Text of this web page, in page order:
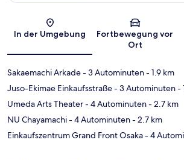
Karte
In der Umgebung
Fortbewegung vor
Ort
Sakaemachi Arkade- 3 Autominuten- 1.9 km
Juso-Ekimae Einkaufsstraße- 3 Autominuten-
Umeda Arts Theater- 4 Autominuten- 2.7 km
NU Chayamachi- 4 Autominuten- 2.7 km
Einkaufszentrum Grand Front Osaka- 4